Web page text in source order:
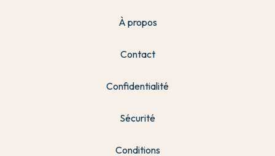
À propos
Contact
Confidentialité
Sécurité
Conditions